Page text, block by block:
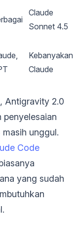
Claude
Sonnet 4.5
Kebanyakan
Claude
Antigravity 2.0
penyelesaian
masih unggul.
Code
yang sudah